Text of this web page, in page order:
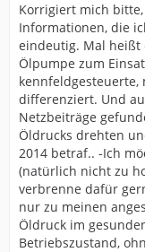
Korrigiert mich
Informationen, die
eindeutig. Mal heißt
Ölpumpe zum
kennfeldgesteuerte,
differenziert. Und
Netzbeiträge
Öldrucks drehten
2014 betraf.. -Ich
(natürlich nicht zu
verbrenne dafür
nur zu meinen
Öldruck im
Betriebszustand,